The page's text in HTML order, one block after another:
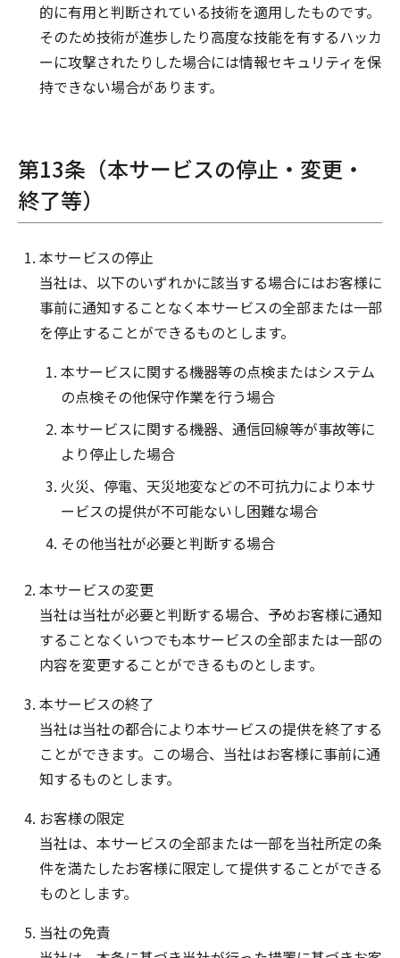
的に有用と判断されている技術を適用したものです。
そのため技術が進歩したり高度な技能を有するハッカ
ーに攻撃されたりした場合には情報セキュリティを保
持できない場合があります。
第13条（本サービスの停止・変更・
終了等）
本サービスの停止
当社は、以下のいずれかに該当する場合にはお客様に
事前に通知することなく本サービスの全部または一部
を停止することができるものとします。
本サービスに関する機器等の点検またはシステム
の点検その他保守作業を行う場合
本サービスに関する機器、通信回線等が事故等に
より停止した場合
火災、停電、天災地変などの不可抗力により本サ
ービスの提供が不可能ないし困難な場合
その他当社が必要と判断する場合
本サービスの変更
当社は当社が必要と判断する場合、予めお客様に通知
することなくいつでも本サービスの全部または一部の
内容を変更することができるものとします。
本サービスの終了
当社は当社の都合により本サービスの提供を終了する
ことができます。この場合、当社はお客様に事前に通
知するものとします。
お客様の限定
当社は、本サービスの全部または一部を当社所定の条
件を満たしたお客様に限定して提供することができる
ものとします。
当社の免責